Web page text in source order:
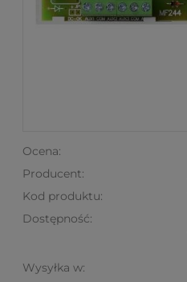
Ocena:
Producent:
Kod produktu:
Dostępność:
Wysyłka w: